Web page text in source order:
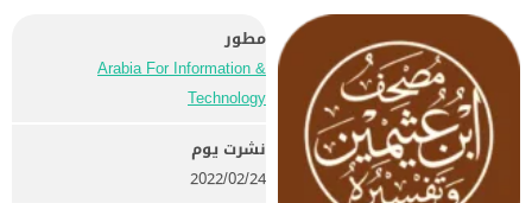
مطور
Arabia For Information &
Technology‏
نشرت يوم
24‏/02‏/2022